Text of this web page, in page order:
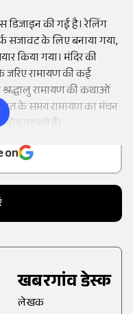
a
on
खबरगांव डेस्क
लेखक
डिजाइन की गई है। रेलिंग
सजावट के लिए बनाया गया,
किया गया। मंदिर की
जरिए रामायण की कई
श्रद्धालु रामायण की कथाओं
के समय रामायण का मंचन
लोग पहुंचते हैं।